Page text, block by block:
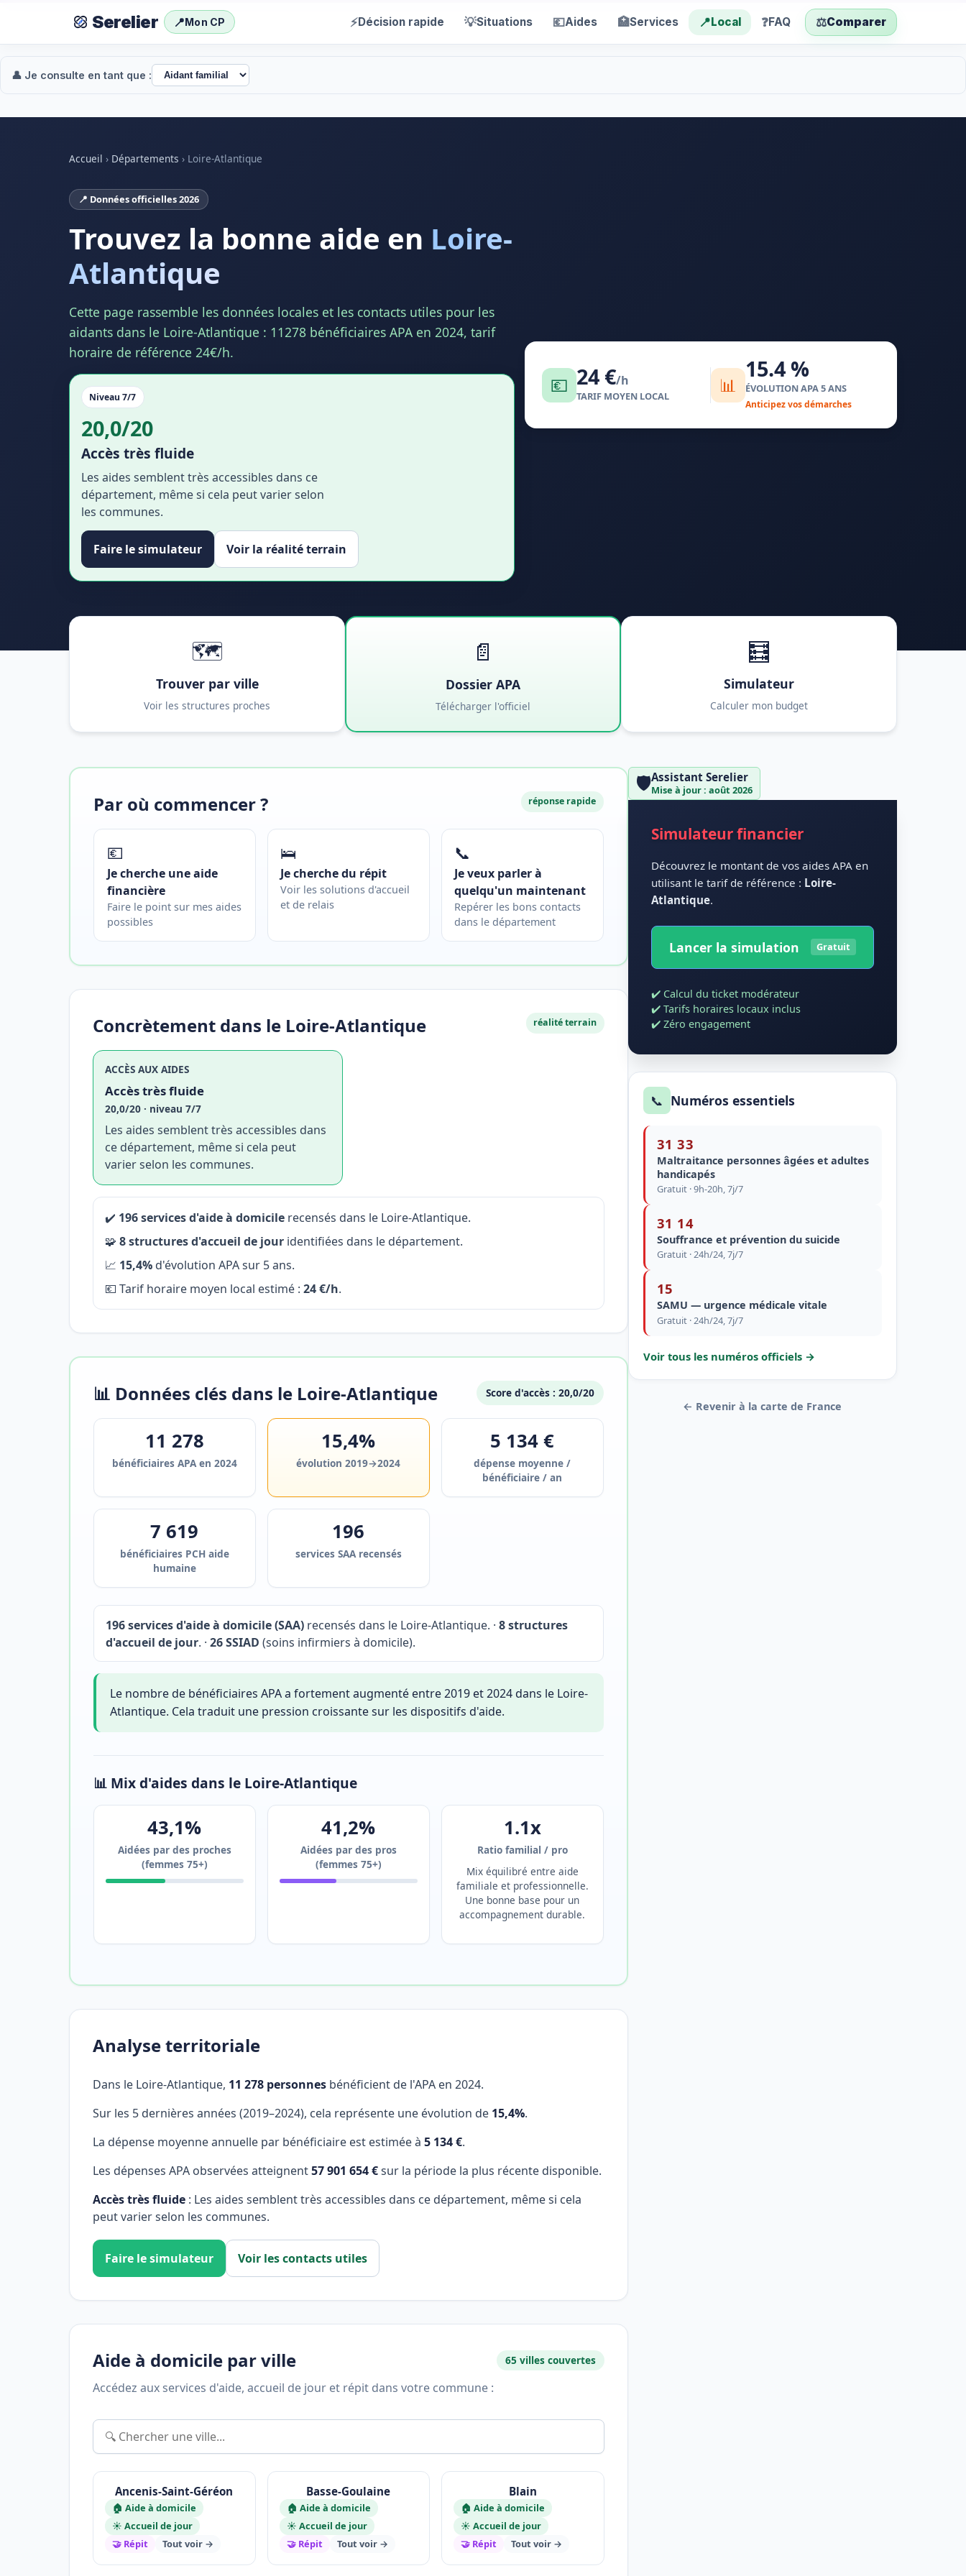
Serelier 📍Mon CP ⚡Décision rapide 💡Situations 💶Aides 🏥Services 📍Local ❓FAQ ⚖️Comparer
👤 Je consulte en tant que :
Accueil › Départements › Loire-Atlantique
📍 Données officielles 2026
Trouvez la bonne aide en Loire-
Atlantique
Cette page rassemble les données locales et les contacts utiles pour les
aidants dans le Loire-Atlantique : 11278 bénéficiaires APA en 2024, tarif
horaire de référence 24€/h.
Niveau 7/7
20,0/20
Accès très fluide
Les aides semblent très accessibles dans ce
département, même si cela peut varier selon
les communes.
Faire le simulateur Voir la réalité terrain
💶 24 €/h
TARIF MOYEN LOCAL 📊
15.4 %
ÉVOLUTION APA 5 ANS
Anticipez vos démarches
🗺️
Trouver par ville
Voir les structures proches
📄
Dossier APA
Télécharger l'officiel
🧮
Simulateur
Calculer mon budget
Par où commencer ? réponse rapide
💶
Je cherche une aide
financière
Faire le point sur mes aides
possibles
🛌
Je cherche du répit
Voir les solutions d'accueil
et de relais
📞
Je veux parler à
quelqu'un maintenant
Repérer les bons contacts
dans le département
Concrètement dans le Loire-Atlantique réalité terrain
ACCÈS AUX AIDES
Accès très fluide
20,0/20 · niveau 7/7
Les aides semblent très accessibles dans
ce département, même si cela peut
varier selon les communes.
✔️ 196 services d'aide à domicile recensés dans le Loire-Atlantique.
🧩 8 structures d'accueil de jour identifiées dans le département.
📈 15,4% d'évolution APA sur 5 ans.
💶 Tarif horaire moyen local estimé : 24 €/h.
📊 Données clés dans le Loire-Atlantique Score d'accès : 20,0/20
11 278
bénéficiaires APA en 2024
15,4%
évolution 2019→2024
5 134 €
dépense moyenne /
bénéficiaire / an
7 619
bénéficiaires PCH aide
humaine
196
services SAA recensés
196 services d'aide à domicile (SAA) recensés dans le Loire-Atlantique. · 8 structures
d'accueil de jour. · 26 SSIAD (soins infirmiers à domicile).
Le nombre de bénéficiaires APA a fortement augmenté entre 2019 et 2024 dans le Loire-
Atlantique. Cela traduit une pression croissante sur les dispositifs d'aide.
📊 Mix d'aides dans le Loire-Atlantique
43,1%
Aidées par des proches
(femmes 75+)
41,2%
Aidées par des pros
(femmes 75+)
1.1x
Ratio familial / pro
Mix équilibré entre aide
familiale et professionnelle.
Une bonne base pour un
accompagnement durable.
Analyse territoriale
Dans le Loire-Atlantique, 11 278 personnes bénéficient de l'APA en 2024.
Sur les 5 dernières années (2019–2024), cela représente une évolution de 15,4%.
La dépense moyenne annuelle par bénéficiaire est estimée à 5 134 €.
Les dépenses APA observées atteignent57 901 654 €sur la période la plus récente disponible.
Accès très fluide : Les aides semblent très accessibles dans ce département, même si cela
peut varier selon les communes.
Faire le simulateur Voir les contacts utiles
Aide à domicile par ville 65 villes couvertes
Accédez aux services d'aide, accueil de jour et répit dans votre commune :
Ancenis-Saint-Géréon
🏠 Aide à domicile
☀️ Accueil de jour
🤝 Répit
Tout voir →
Basse-Goulaine
🏠 Aide à domicile
☀️ Accueil de jour
🤝 Répit
Tout voir →
Blain
🏠 Aide à domicile
☀️ Accueil de jour
🤝 Répit
Tout voir →
🛡️Assistant Serelier
Mise à jour : août 2026
Simulateur financier
Découvrez le montant de vos aides APA en
utilisant le tarif de référence : Loire-
Atlantique.
Lancer la simulation Gratuit
✔️ Calcul du ticket modérateur
✔️ Tarifs horaires locaux inclus
✔️ Zéro engagement
📞 Numéros essentiels
31 33
Maltraitance personnes âgées et adultes
handicapés
Gratuit · 9h-20h, 7j/7
31 14
Souffrance et prévention du suicide
Gratuit · 24h/24, 7j/7
15
SAMU — urgence médicale vitale
Gratuit · 24h/24, 7j/7
Voir tous les numéros officiels →
← Revenir à la carte de France